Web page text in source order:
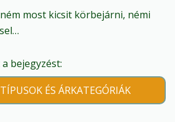
most kicsit körbejárni, némi
bejegyzést:
ÉS ÁRKATEGÓRIÁK